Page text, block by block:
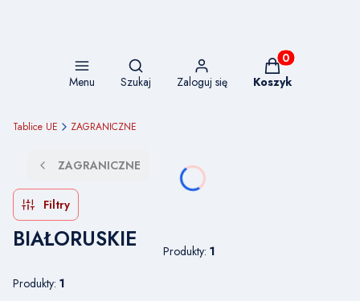
Menu
Otwórz wyszukiwarkę
Szukaj Zaloguj się
Produkty w
Koszyk
Tablice UE ZAGRANICZNE
ZAGRANICZNE
Filtry
BIAŁORUSKIE Produkty: 1
Produkty: 1